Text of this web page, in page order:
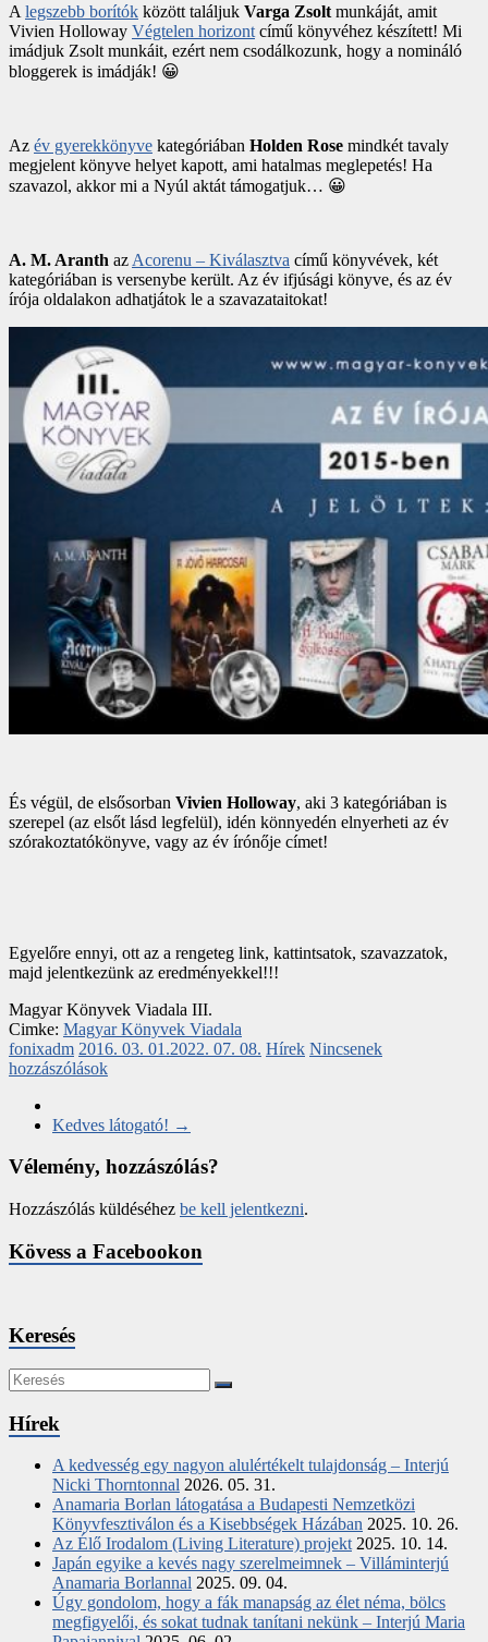
A legszebb borítók között találjuk Varga Zsolt munkáját, amit
Vivien Holloway Végtelen horizont című könyvéhez készített! Mi
imádjuk Zsolt munkáit, ezért nem csodálkozunk, hogy a nomináló
bloggerek is imádják! 😀
Az év gyerekkönyve kategóriában Holden Rose mindkét tavaly
megjelent könyve helyet kapott, ami hatalmas meglepetés! Ha
szavazol, akkor mi a Nyúl aktát támogatjuk… 😀
A. M. Aranth az Acorenu – Kiválasztva című könyvévek, két
kategóriában is versenybe került. Az év ifjúsági könyve, és az év
írója oldalakon adhatjátok le a szavazataitokat!
És végül, de elsősorban Vivien Holloway, aki 3 kategóriában is
szerepel (az elsőt lásd legfelül), idén könnyedén elnyerheti az év
szórakoztatókönyve, vagy az év írónője címet!
Egyelőre ennyi, ott az a rengeteg link, kattintsatok, szavazzatok,
majd jelentkezünk az eredményekkel!!!
Magyar Könyvek Viadala III.
Cimke: Magyar Könyvek Viadala
fonixadm 2016. 03. 01.2022. 07. 08. Hírek Nincsenek
hozzászólások
Kedves látogató! →
Vélemény, hozzászólás?
Hozzászólás küldéséhez be kell jelentkezni.
Kövess a Facebookon
Keresés
Hírek
A kedvesség egy nagyon alulértékelt tulajdonság – Interjú
Nicki Thorntonnal 2026. 05. 31.
Anamaria Borlan látogatása a Budapesti Nemzetközi
Könyvfesztiválon és a Kisebbségek Házában 2025. 10. 26.
Az Élő Irodalom (Living Literature) projekt 2025. 10. 14.
Japán egyike a kevés nagy szerelmeimnek – Villáminterjú
Anamaria Borlannal 2025. 09. 04.
Úgy gondolom, hogy a fák manapság az élet néma, bölcs
megfigyelői, és sokat tudnak tanítani nekünk – Interjú Maria